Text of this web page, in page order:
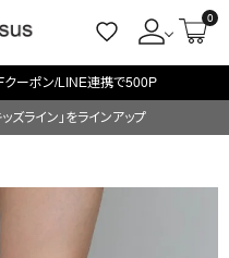
0
ーポン/LINE連携で500P
ズライン」をラインアップ